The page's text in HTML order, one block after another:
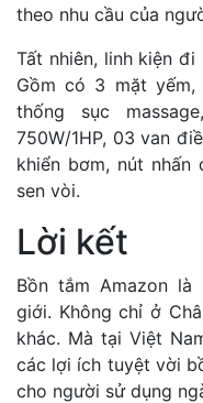
theo nhu cầu của
Tất nhiên, linh kiện
Gồm có 3 mặt
thống sục
750W/1HP, 03 van
khiển bơm, nút
sen vòi.
Lời kết
Bồn tắm Amazon
giới. Không chỉ ở
khác. Mà tại Việt
các lợi ích tuyệt vời
cho người sử dụng